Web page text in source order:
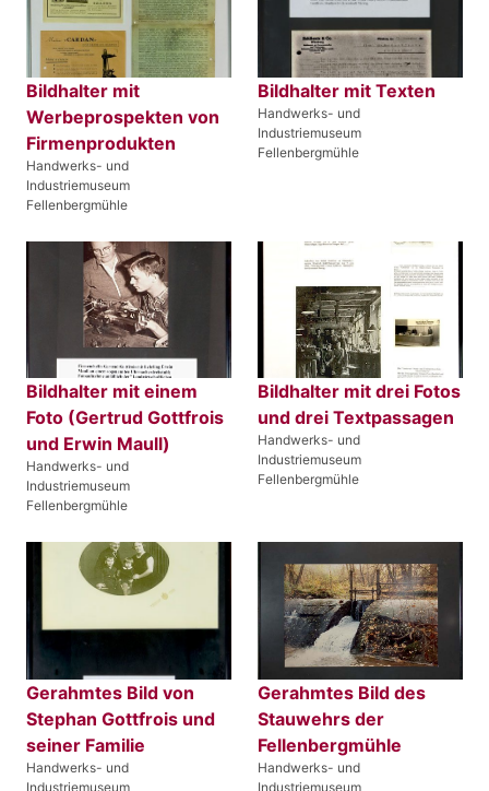
Bildhalter mit
Werbeprospekten von
Firmenprodukten
Handwerks- und
Industriemuseum
Fellenbergmühle
Bildhalter mit Texten
Handwerks- und
Industriemuseum
Fellenbergmühle
Bildhalter mit einem
Foto (Gertrud Gottfrois
und Erwin Maull)
Handwerks- und
Industriemuseum
Fellenbergmühle
Bildhalter mit drei Fotos
und drei Textpassagen
Handwerks- und
Industriemuseum
Fellenbergmühle
Gerahmtes Bild von
Stephan Gottfrois und
seiner Familie
Handwerks- und
Industriemuseum
Gerahmtes Bild des
Stauwehrs der
Fellenbergmühle
Handwerks- und
Industriemuseum